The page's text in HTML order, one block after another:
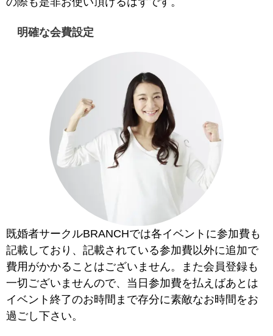
明確な会費設定
既婚者サークルBRANCHでは各イベントに参加費も
記載しており、記載されている参加費以外に追加で
費用がかかることはございません。また会員登録も
一切ございませんので、当日参加費を払えばあとは
イベント終了のお時間まで存分に素敵なお時間をお
過ごし下さい。